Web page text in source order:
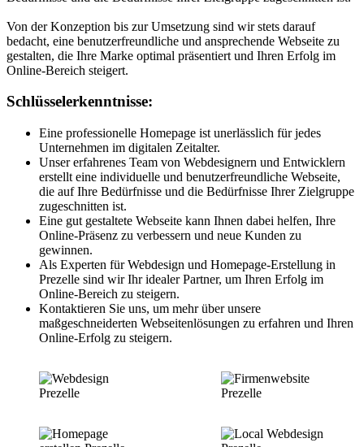
Von der Konzeption bis zur Umsetzung sind wir stets darauf
bedacht, eine benutzerfreundliche und ansprechende Webseite zu
gestalten, die Ihre Marke optimal präsentiert und Ihren Erfolg im
Online-Bereich steigert.
Schlüsselerkenntnisse:
Eine professionelle Homepage ist unerlässlich für jedes
Unternehmen im digitalen Zeitalter.
Unser erfahrenes Team von Webdesignern und Entwicklern
erstellt eine individuelle und benutzerfreundliche Webseite,
die auf Ihre Bedürfnisse und die Bedürfnisse Ihrer Zielgruppe
zugeschnitten ist.
Eine gut gestaltete Webseite kann Ihnen dabei helfen, Ihre
Online-Präsenz zu verbessern und neue Kunden zu
gewinnen.
Als Experten für Webdesign und Homepage-Erstellung in
Prezelle sind wir Ihr idealer Partner, um Ihren Erfolg im
Online-Bereich zu steigern.
Kontaktieren Sie uns, um mehr über unsere
maßgeschneiderten Webseitenlösungen zu erfahren und Ihren
Online-Erfolg zu steigern.